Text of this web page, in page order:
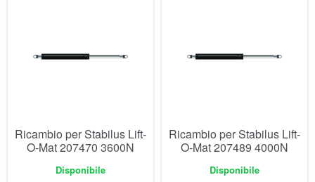
Ricambio per Stabilus Lift-
O-Mat 207470 3600N
Disponibile
Ricambio per Stabilus Lift-
O-Mat 207489 4000N
Disponibile